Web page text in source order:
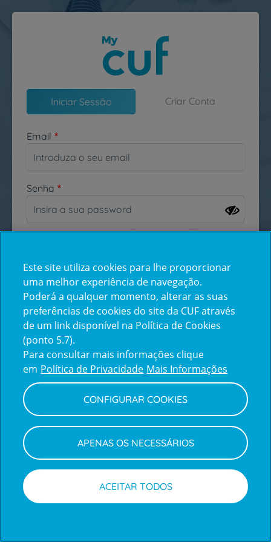
Passar para o conteúdo principal
Iniciar Sessão Criar Conta
Email
Senha
Esqueceu-se da sua password?
Inicie sessão com a Apple
Centro de Apoio ao Cliente | Política de Privacidade e Cookies
Este site utiliza cookies para lhe proporcionar
uma melhor experiência de navegação.
Poderá a qualquer momento, alterar as suas
preferências de cookies do site da CUF através
de um link disponível na Política de Cookies
(ponto 5.7).
Para consultar mais informações clique
em Política de Privacidade Mais Informações
CONFIGURAR COOKIES
APENAS OS NECESSÁRIOS
ACEITAR TODOS